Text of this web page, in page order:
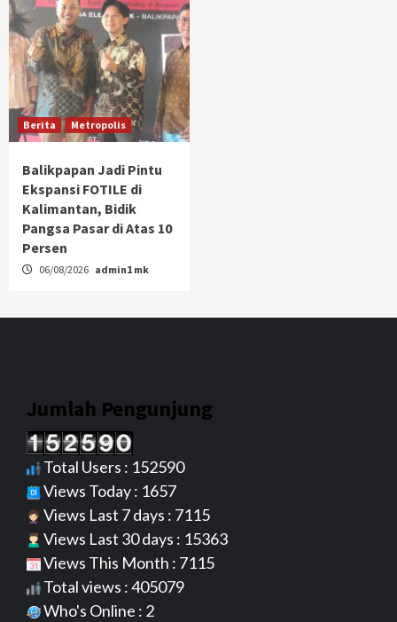
Berita Metropolis
Balikpapan Jadi Pintu
Ekspansi FOTILE di
Kalimantan, Bidik
Pangsa Pasar di Atas 10
Persen
06/08/2026 admin1 mk
Jumlah Pengunjung
Total Users : 152590
Views Today : 1657
Views Last 7 days : 7115
Views Last 30 days : 15363
Views This Month : 7115
Total views : 405079
Who's Online : 2